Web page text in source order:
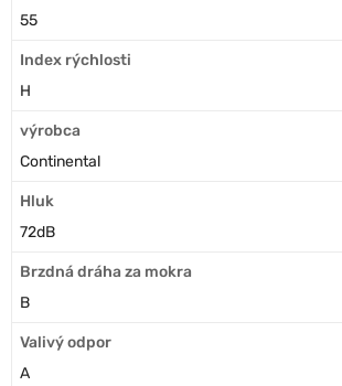
55
Index rýchlosti
H
výrobca
Continental
Hluk
72dB
Brzdná dráha za mokra
B
Valivý odpor
A